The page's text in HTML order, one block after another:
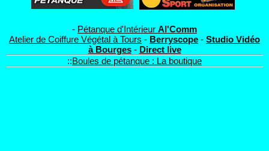
- Pétanque d'Intérieur Al'Comm
Atelier de Coiffure Végétal à Tours - Berryscope - Studio Vidéo
à Bourges- Direct live
::Boules de pétanque : La boutique